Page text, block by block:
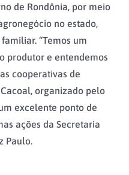
de Rondônia, por meio
no estado,
“Temos um
produtor e entendemos
cooperativas de
organizado pelo
excelente ponto de
ações da Secretaria
Paulo.